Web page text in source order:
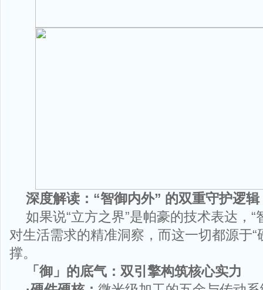
深度解读：“智御内外” 的双重守护逻辑
如果说“立方之界”是帕豪的技术表达，“
对生活需求的精准洞察，而这一切都源于“
撑。
「御」的底气：双引擎构筑核心实力